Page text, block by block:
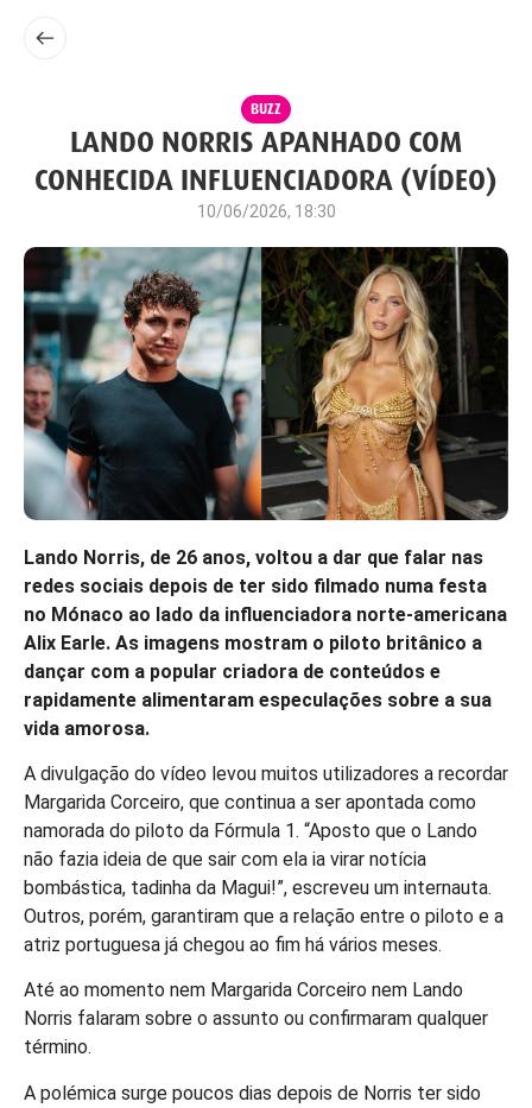
BUZZ
LANDO NORRIS APANHADO COM
CONHECIDA INFLUENCIADORA (VÍDEO)
10/06/2026, 18:30
Lando Norris, de 26 anos, voltou a dar que falar nas
redes sociais depois de ter sido filmado numa festa
no Mónaco ao lado da influenciadora norte-americana
Alix Earle. As imagens mostram o piloto britânico a
dançar com a popular criadora de conteúdos e
rapidamente alimentaram especulações sobre a sua
vida amorosa.
A divulgação do vídeo levou muitos utilizadores a recordar
Margarida Corceiro, que continua a ser apontada como
namorada do piloto da Fórmula 1. “Aposto que o Lando
não fazia ideia de que sair com ela ia virar notícia
bombástica, tadinha da Magui!”, escreveu um internauta.
Outros, porém, garantiram que a relação entre o piloto e a
atriz portuguesa já chegou ao fim há vários meses.
Até ao momento nem Margarida Corceiro nem Lando
Norris falaram sobre o assunto ou confirmaram qualquer
término.
A polémica surge poucos dias depois de Norris ter sido